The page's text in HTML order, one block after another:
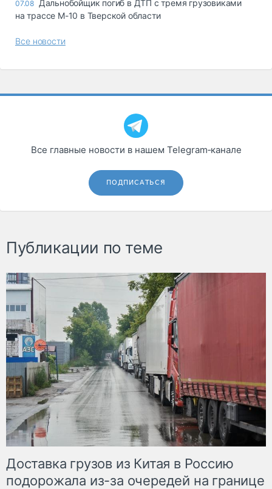
07.08 Дальнобойщик погиб в ДТП с тремя грузовиками
на трассе М-10 в Тверской области
Все новости
Все главные новости в нашем Telegram‑канале
ПОДПИСАТЬСЯ
Публикации по теме
Доставка грузов из Китая в Россию
подорожала из-за очередей на границе